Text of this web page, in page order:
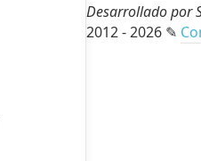
Desarrollado por
2012 - 2026 ✎